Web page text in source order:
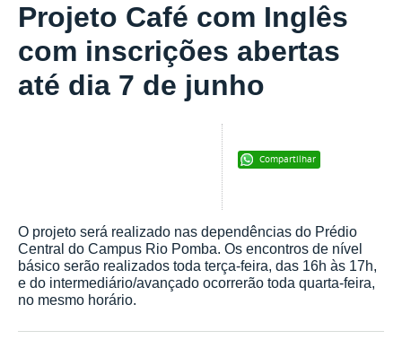
Projeto Café com Inglês
com inscrições abertas
até dia 7 de junho
Compartilhar
O projeto será realizado nas dependências do Prédio
Central do Campus Rio Pomba. Os encontros de nível
básico serão realizados toda terça-feira, das 16h às 17h,
e do intermediário/avançado ocorrerão toda quarta-feira,
no mesmo horário.